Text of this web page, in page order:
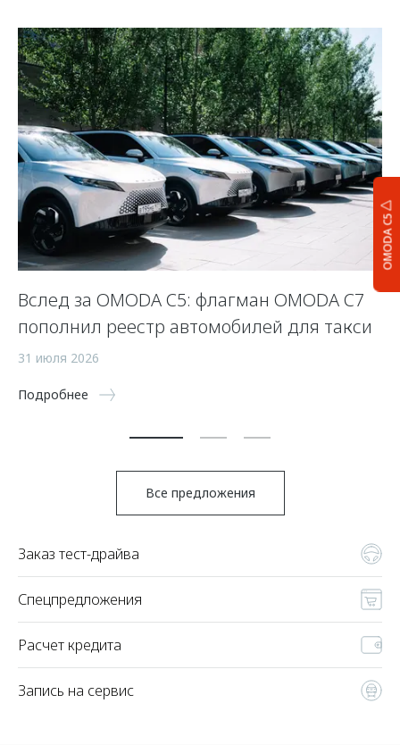
OMODA C5
Вслед за OMODA C5: флагман OMODA C7
пополнил реестр автомобилей для такси
31 июля 2026
Подробнее
Все предложения
Заказ тест-драйва
Спецпредложения
Расчет кредита
Запись на сервис